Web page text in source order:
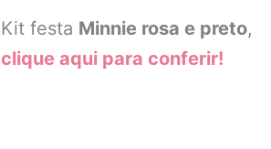
Kit festa Minnie rosa e preto,
clique aqui para conferir!